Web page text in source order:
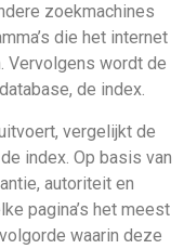
zoekmachines
die het internet
Vervolgens wordt de
de index.
vergelijkt de
index. Op basis van
autoriteit en
pagina’s het meest
waarin deze